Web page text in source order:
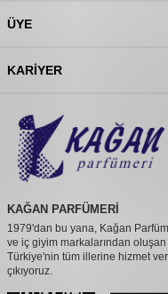
ÜYE
KARIYER
KAĞAN PARFÜMERİ
1979'dan bu yana, Kağan
ve iç giyim markalarından
Türkiye'nin tüm illerine hizmet
çıkıyoruz.